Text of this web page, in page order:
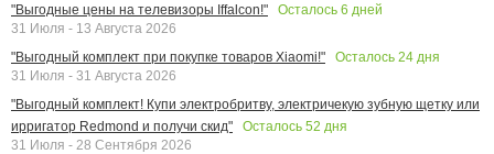
"Выгодные цены на телевизоры Iffalcon!"
Осталось 6 дней
31 Июля - 13 Августа 2026
"Выгодный комплект при покупке товаров Xiaomi!"
Осталось 24 дня
31 Июля - 31 Августа 2026
"Выгодный комплект! Купи электробритву, электричекую зубную щетку или
ирригатор Redmond и получи скид"
Осталось 52 дня
31 Июля - 28 Сентября 2026